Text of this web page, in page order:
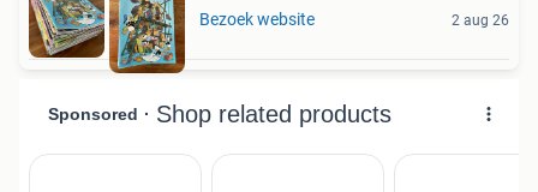
Bezoek website 2 aug 26